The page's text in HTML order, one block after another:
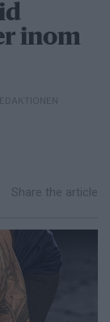
inom
Share the article